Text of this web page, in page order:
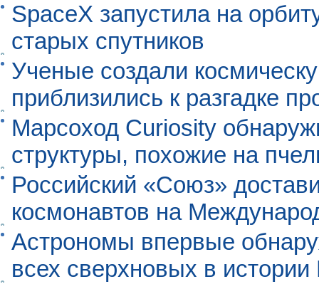
SpaceX запустила на
старых спутников
Ученые создали
приблизились к разгадке
Марсоход Curiosity
структуры, похожие на
Российский «Союз»
космонавтов на
Астрономы впервые
всех сверхновых в